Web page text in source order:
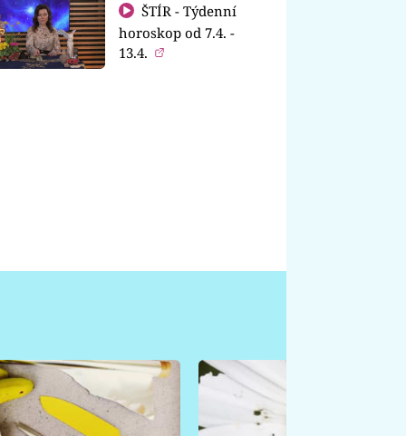
ŠTÍR - Týdenní
horoskop od 7.4. -
13.4.